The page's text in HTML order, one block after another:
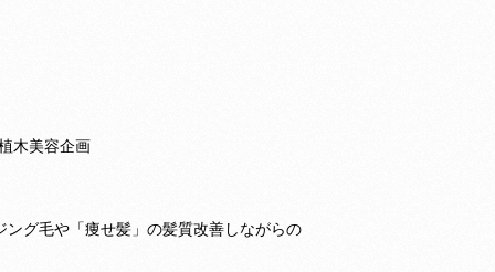
木美容企画
グ毛や「痩せ髪」の髪質改善しながらの